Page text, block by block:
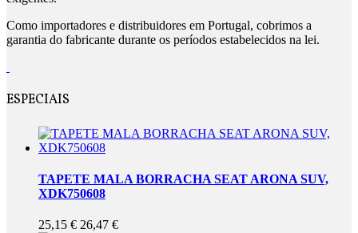
Como importadores e distribuidores em Portugal, cobrimos a
garantia do fabricante durante os períodos estabelecidos na lei.
ESPECIAIS
TAPETE MALA BORRACHA SEAT ARONA SUV,
XDK750608
25,15 € 26,47 €